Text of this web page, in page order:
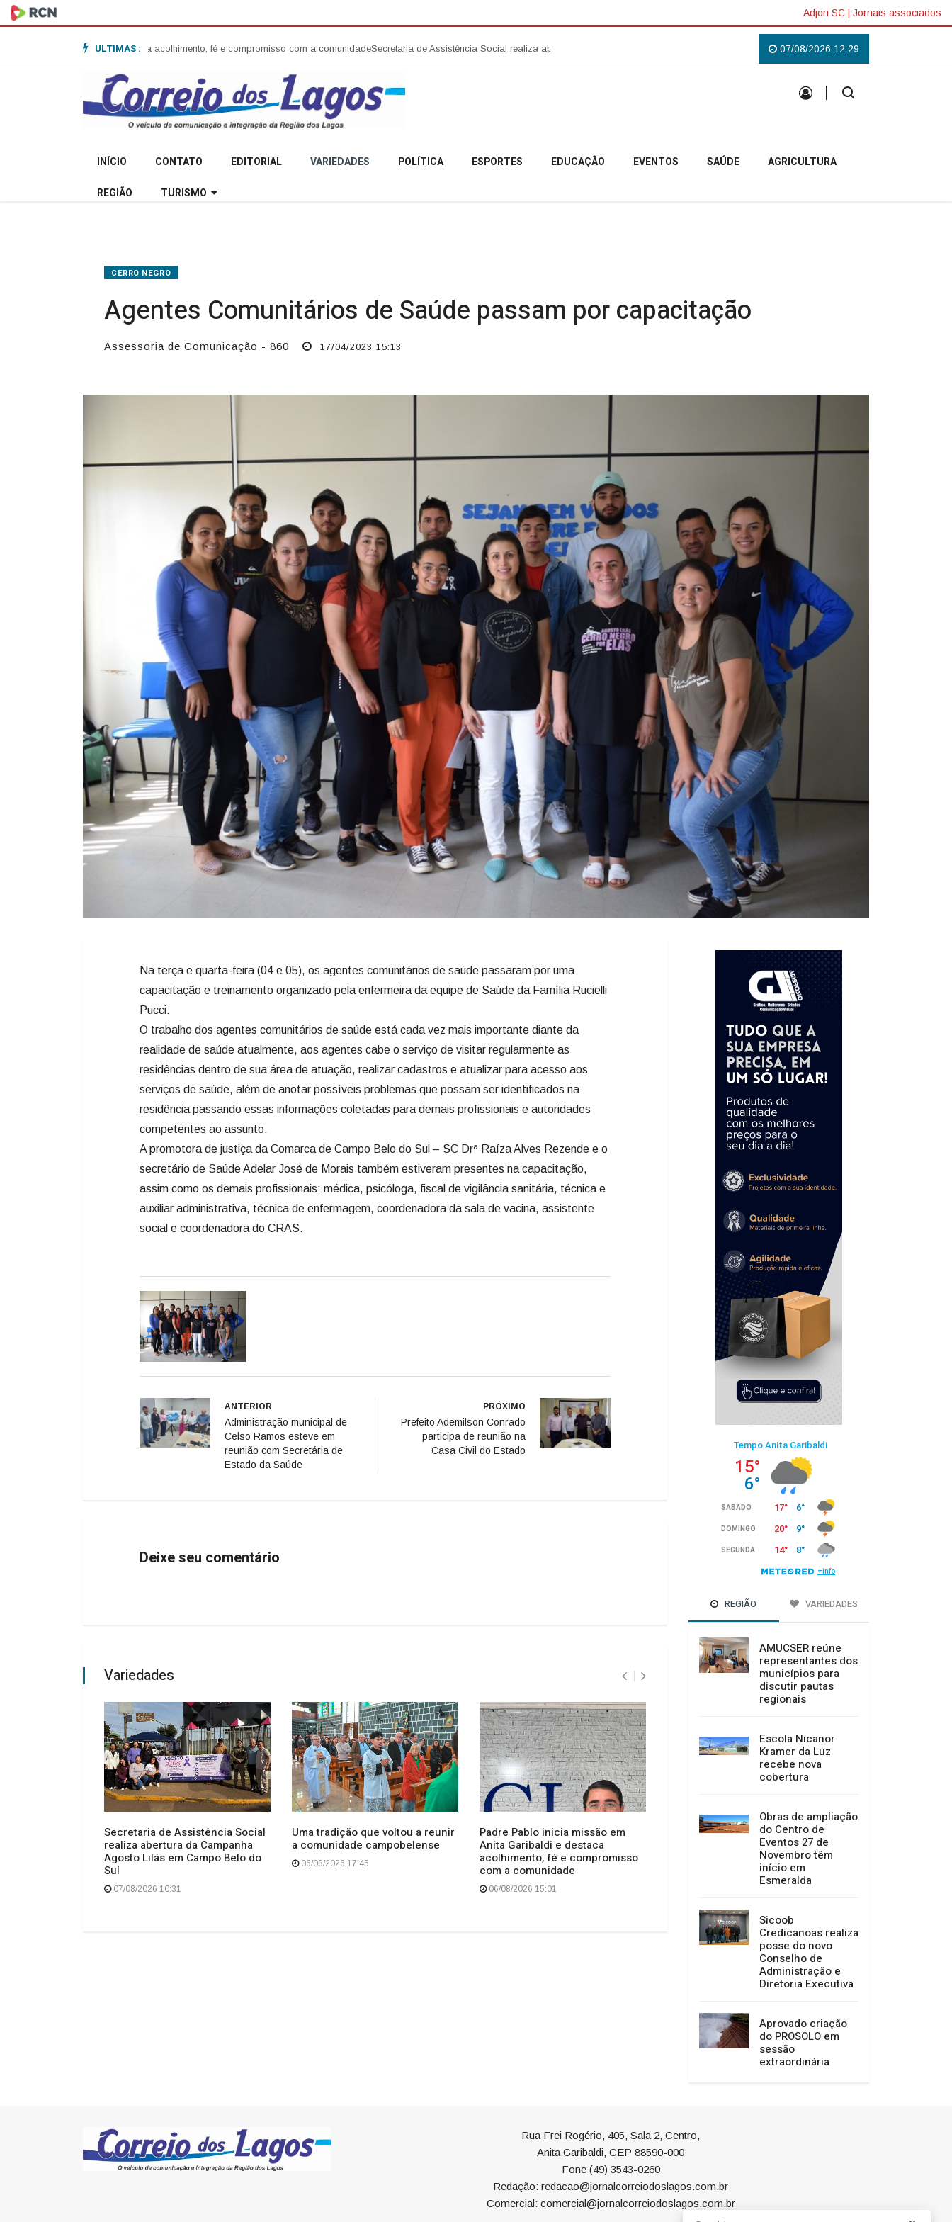
Adjori SC | Jornais associados
ULTIMAS :
Garibaldi e destaca acolhimento, fé e compromisso com a comunidadeSecretaria de Assistência Social realiza abertura da Campanha Agosto Lilás em Campo Belo do Sul Uma tradição que voltou a reunir a
07/08/2026 12:29
INÍCIO CONTATO EDITORIAL VARIEDADES POLÍTICA ESPORTES EDUCAÇÃO EVENTOS SAÚDE AGRICULTURA
REGIÃO TURISMO
CERRO NEGRO
Agentes Comunitários de Saúde passam por capacitação
Assessoria de Comunicação - 860 17/04/2023 15:13
Na terça e quarta-feira (04 e 05), os agentes comunitários de saúde passaram por uma
capacitação e treinamento organizado pela enfermeira da equipe de Saúde da Família Rucielli
Pucci.
O trabalho dos agentes comunitários de saúde está cada vez mais importante diante da
realidade de saúde atualmente, aos agentes cabe o serviço de visitar regularmente as
residências dentro de sua área de atuação, realizar cadastros e atualizar para acesso aos
serviços de saúde, além de anotar possíveis problemas que possam ser identificados na
residência passando essas informações coletadas para demais profissionais e autoridades
competentes ao assunto.
A promotora de justiça da Comarca de Campo Belo do Sul – SC Drª Raíza Alves Rezende e o
secretário de Saúde Adelar José de Morais também estiveram presentes na capacitação,
assim como os demais profissionais: médica, psicóloga, fiscal de vigilância sanitária, técnica e
auxiliar administrativa, técnica de enfermagem, coordenadora da sala de vacina, assistente
social e coordenadora do CRAS.
ANTERIOR
Administração municipal de
Celso Ramos esteve em
reunião com Secretária de
Estado da Saúde
PRÓXIMO
Prefeito Ademilson Conrado
participa de reunião na
Casa Civil do Estado
Deixe seu comentário
Variedades
Secretaria de Assistência Social
realiza abertura da Campanha
Agosto Lilás em Campo Belo do
Sul
07/08/2026 10:31
Uma tradição que voltou a reunir
a comunidade campobelense
06/08/2026 17:45
Padre Pablo inicia missão em
Anita Garibaldi e destaca
acolhimento, fé e compromisso
com a comunidade
06/08/2026 15:01
Defesa Civil de SC monitora
formação de ciclone-bomba no
Sul do Brasil; entenda como o
fenômeno se forma e quais os
impactos no estado
REGIÃO VARIEDADES
AMUCSER reúne
representantes dos
municípios para
discutir pautas
regionais
Escola Nicanor
Kramer da Luz
recebe nova
cobertura
Obras de ampliação
do Centro de
Eventos 27 de
Novembro têm
início em
Esmeralda
Sicoob
Credicanoas realiza
posse do novo
Conselho de
Administração e
Diretoria Executiva
Aprovado criação
do PROSOLO em
sessão
extraordinária
Rua Frei Rogério, 405, Sala 2, Centro,
Anita Garibaldi, CEP 88590-000
Fone (49) 3543-0260
Redação: redacao@jornalcorreiodoslagos.com.br
Comercial: comercial@jornalcorreiodoslagos.com.br